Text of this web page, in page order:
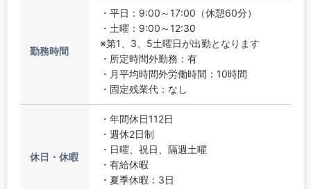
勤務時間
・平日：9:00～17:00（休憩60分）
・土曜：9:00～12:30
※第1、3、5土曜日が出勤となります
・所定時間外勤務：有
・月平均時間外労働時間：10時間
・固定残業代：なし
休日・休暇
・年間休日112日
・週休2日制
・日曜、祝日、隔週土曜
・有給休暇
・夏季休暇：3日